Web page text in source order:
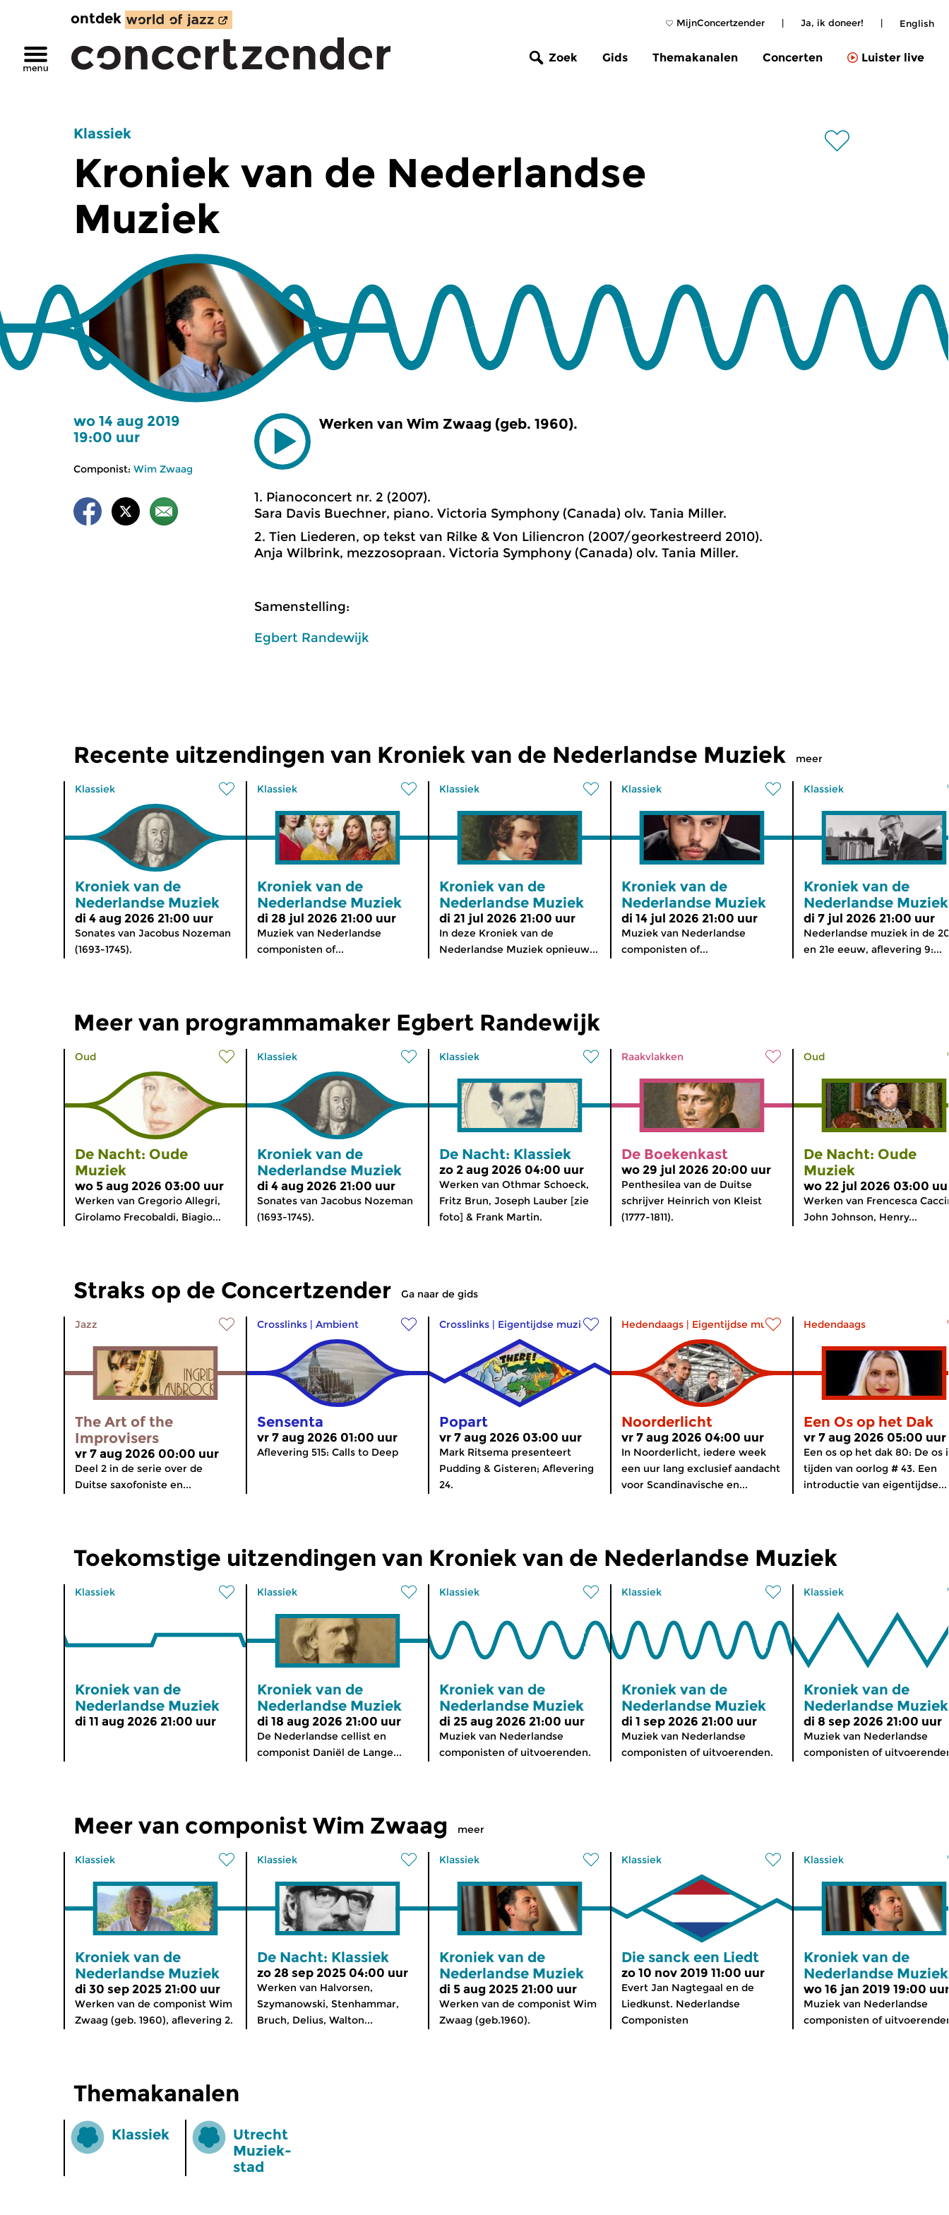
MijnConcertzender | Ja, ik doneer! | English
ontdek
Zoek Gids Themakanalen Concerten Luister live
Klassiek
Kroniek van de Nederlandse
Muziek
wo 14 aug 2019
19:00 uur
Componist: Wim Zwaag
Werken van Wim Zwaag (geb. 1960).
1. Pianoconcert nr. 2 (2007).
Sara Davis Buechner, piano. Victoria Symphony (Canada) olv. Tania Miller.
2. Tien Liederen, op tekst van Rilke & Von Liliencron (2007/georkestreerd 2010).
Anja Wilbrink, mezzosopraan. Victoria Symphony (Canada) olv. Tania Miller.
Samenstelling:
Egbert Randewijk
Recente uitzendingen van Kroniek van de Nederlandse Muziek meer
Klassiek
Kroniek van de
Nederlandse Muziek
di 4 aug 2026 21:00 uur
Sonates van Jacobus Nozeman
(1693-1745).
Klassiek
Kroniek van de
Nederlandse Muziek
di 28 jul 2026 21:00 uur
Muziek van Nederlandse
componisten of...
Klassiek
Kroniek van de
Nederlandse Muziek
di 21 jul 2026 21:00 uur
In deze Kroniek van de
Nederlandse Muziek opnieuw...
Klassiek
Kroniek van de
Nederlandse Muziek
di 14 jul 2026 21:00 uur
Muziek van Nederlandse
componisten of...
Klassiek
Kroniek van de
Nederlandse Muziek
di 7 jul 2026 21:00 uur
Nederlandse muziek in de
en 21e eeuw, aflevering 9:...
Meer van programmamaker Egbert Randewijk
Oud
De Nacht: Oude
Muziek
wo 5 aug 2026 03:00 uur
Werken van Gregorio Allegri,
Girolamo Frecobaldi, Biagio...
Klassiek
Kroniek van de
Nederlandse Muziek
di 4 aug 2026 21:00 uur
Sonates van Jacobus Nozeman
(1693-1745).
Klassiek
De Nacht: Klassiek
zo 2 aug 2026 04:00 uur
Werken van Othmar Schoeck,
Fritz Brun, Joseph Lauber [zie
foto] & Frank Martin.
Raakvlakken
De Boekenkast
wo 29 jul 2026 20:00 uur
Penthesilea van de Duitse
schrijver Heinrich von Kleist
(1777-1811).
Oud
De Nacht: Oude
Muziek
wo 22 jul 2026 03:00
Werken van Frencesca
John Johnson, Henry...
Straks op de Concertzender Ga naar de gids
Jazz
The Art of the
Improvisers
vr 7 aug 2026 00:00 uur
Deel 2 in de serie over de
Duitse saxofoniste en...
Crosslinks | Ambient
Sensenta
vr 7 aug 2026 01:00 uur
Aflevering 515: Calls to Deep
Crosslinks | Eigentijdse muziek
Popart
vr 7 aug 2026 03:00 uur
Mark Ritsema presenteert
Pudding & Gisteren; Aflevering
24.
Hedendaags | Eigentijdse muziek
Noorderlicht
vr 7 aug 2026 04:00 uur
In Noorderlicht, iedere week
een uur lang exclusief aandacht
voor Scandinavische en...
Hedendaags
Een Os op het Dak
vr 7 aug 2026 05:00 uur
Een os op het dak 80: De os
tijden van oorlog # 43. Een
introductie van eigentijdse...
Toekomstige uitzendingen van Kroniek van de Nederlandse Muziek
Klassiek
Kroniek van de
Nederlandse Muziek
di 11 aug 2026 21:00 uur
Klassiek
Kroniek van de
Nederlandse Muziek
di 18 aug 2026 21:00 uur
De Nederlandse cellist en
componist Daniël de Lange...
Klassiek
Kroniek van de
Nederlandse Muziek
di 25 aug 2026 21:00 uur
Muziek van Nederlandse
componisten of uitvoerenden.
Klassiek
Kroniek van de
Nederlandse Muziek
di 1 sep 2026 21:00 uur
Muziek van Nederlandse
componisten of uitvoerenden.
Klassiek
Kroniek van de
Nederlandse Muziek
di 8 sep 2026 21:00 uur
Muziek van Nederlandse
componisten of
Meer van componist Wim Zwaag meer
Klassiek
Kroniek van de
Nederlandse Muziek
di 30 sep 2025 21:00 uur
Werken van de componist Wim
Zwaag (geb. 1960), aflevering 2.
Klassiek
De Nacht: Klassiek
zo 28 sep 2025 04:00 uur
Werken van Halvorsen,
Szymanowski, Stenhammar,
Bruch, Delius, Walton...
Klassiek
Kroniek van de
Nederlandse Muziek
di 5 aug 2025 21:00 uur
Werken van de componist Wim
Zwaag (geb.1960).
Klassiek
Die sanck een Liedt
zo 10 nov 2019 11:00 uur
Evert Jan Nagtegaal en de
Liedkunst. Nederlandse
Componisten
Klassiek
Kroniek van de
Nederlandse Muziek
wo 16 jan 2019 19:00 uur
Muziek van Nederlandse
componisten of
Themakanalen
Klassiek
Utrecht
Muziek­
stad